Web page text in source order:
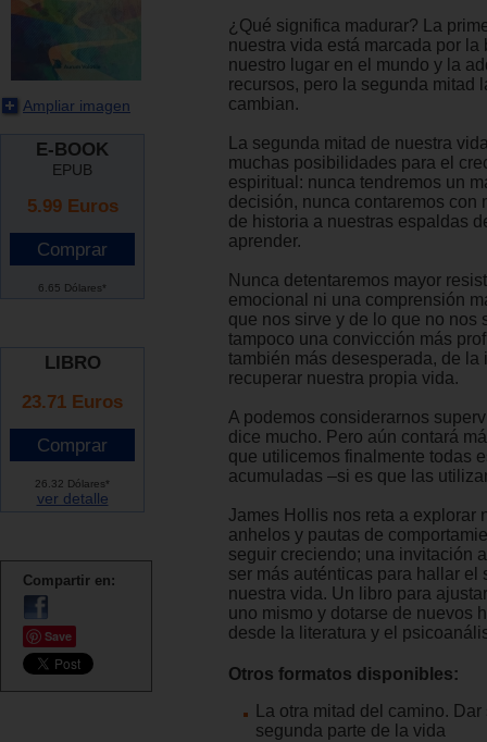
Ampliar imagen
E-BOOK
EPUB
5.99 Euros
6.65 Dólares*
LIBRO
23.71 Euros
26.32 Dólares*
ver detalle
Compartir en:
Save
¿Qué significa madurar? La
nuestra vida está marcada por la
nuestro lugar en el mundo y la
recursos, pero la segunda mitad
cambian.
La segunda mitad de nuestra
muchas posibilidades para el
espiritual: nunca tendremos un
decisión, nunca contaremos con
de historia a nuestras espaldas
aprender.
Nunca detentaremos mayor
emocional ni una comprensión
que nos sirve y de lo que no nos
tampoco una convicción más
también más desesperada, de la
recuperar nuestra propia vida.
A podemos considerarnos
dice mucho. Pero aún contará
que utilicemos finalmente todas
acumuladas –si es que las
James Hollis nos reta a explorar
anhelos y pautas de
seguir creciendo; una invitación
ser más auténticas para hallar el
nuestra vida. Un libro para
uno mismo y dotarse de nuevos
desde la literatura y el
Otros formatos disponibles:
La otra mitad del camino.
segunda parte de la vida